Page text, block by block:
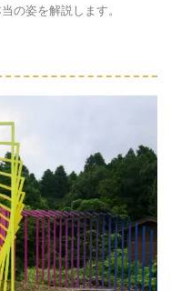
の姿を解説します。